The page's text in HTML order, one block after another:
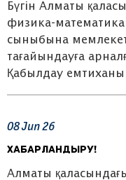
Бүгін Алматы
физика-
сыныбына
тағайындауға
Қабылдау
08Jun26
ХАБАРЛАНДЫРУ!
Алматы